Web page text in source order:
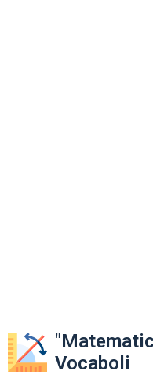
Vocaboli